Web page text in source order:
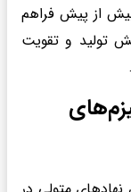
بیش از پیش فراهم
تولید و تقویت